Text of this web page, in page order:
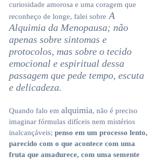
curiosidade amorosa e uma coragem que
reconheço de longe, falei sobre A
Alquimia da Menopausa; não
apenas sobre sintomas e
protocolos, mas sobre o tecido
emocional e espiritual dessa
passagem que pede tempo, escuta
e delicadeza.
Quando falo em alquimia, não é preciso
imaginar fórmulas difíceis nem mistérios
inalcançáveis; penso em um processo lento,
parecido com o que acontece com uma
fruta que amadurece, com uma semente